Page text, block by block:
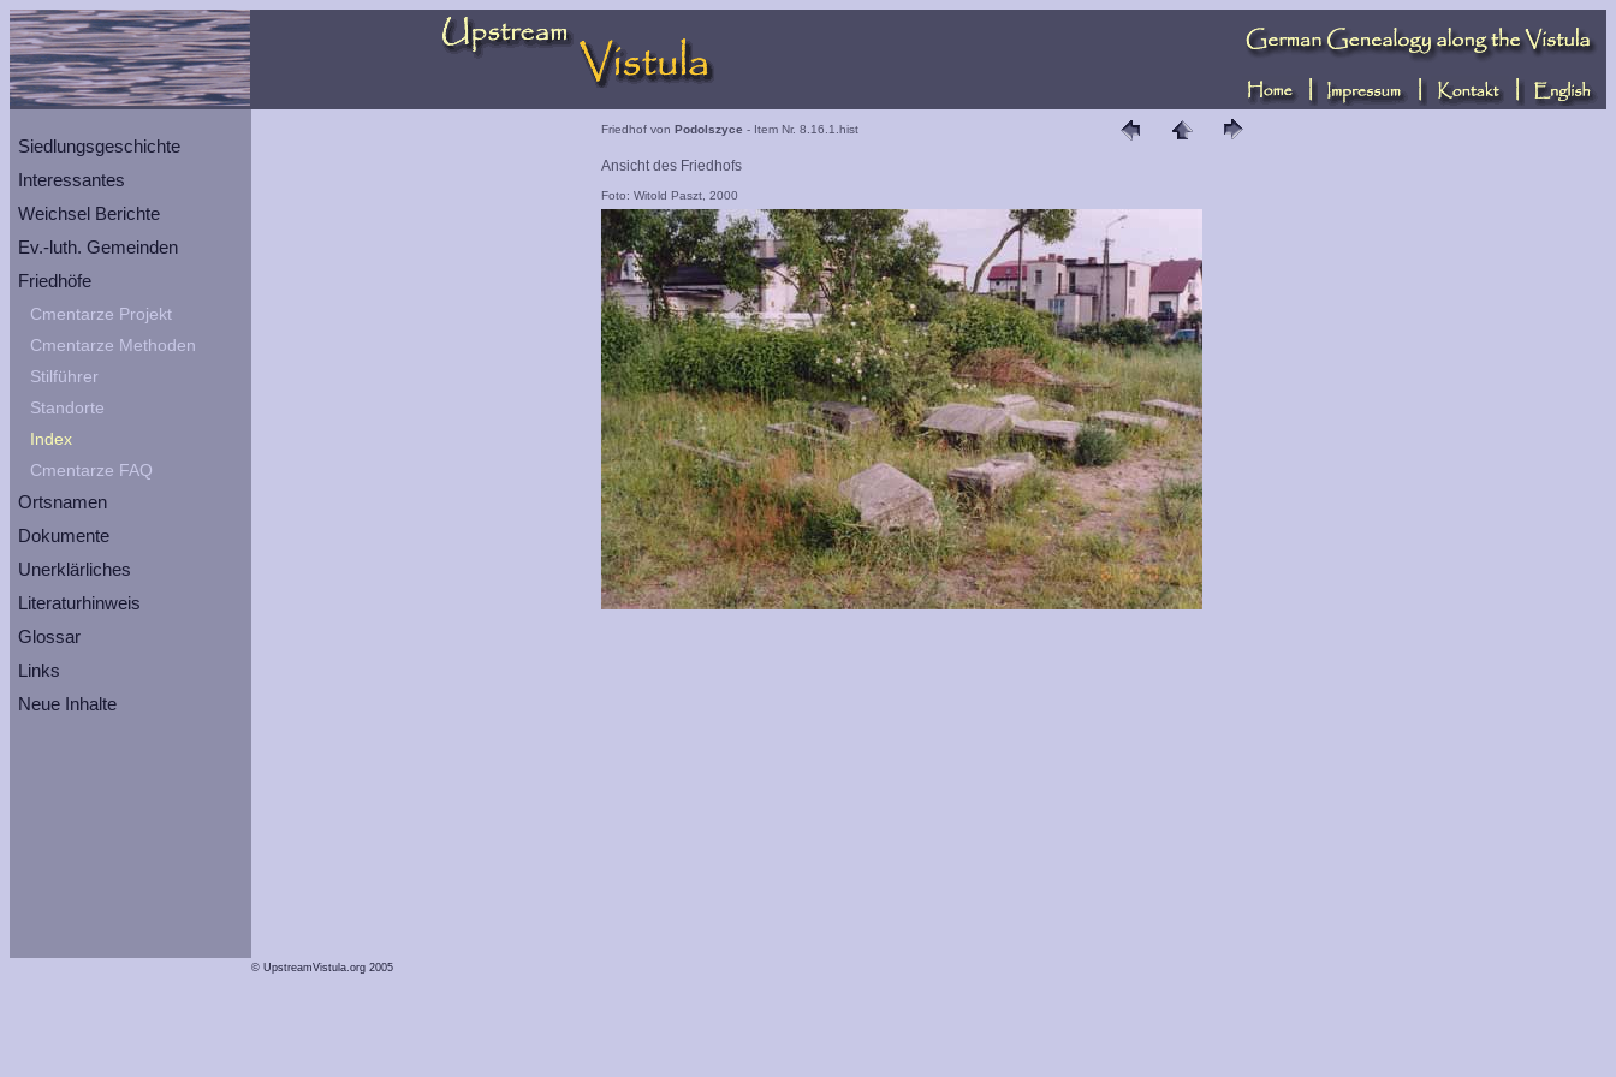
Siedlungsgeschichte
Interessantes
Weichsel Berichte
Ev.-luth. Gemeinden
Friedhöfe
Cmentarze Projekt
Cmentarze Methoden
Stilführer
Standorte
Index
Cmentarze FAQ
Ortsnamen
Dokumente
Unerklärliches
Literaturhinweis
Glossar
Links
Neue Inhalte
Friedhof von Podolszyce - Item Nr. 8.16.1.hist
Ansicht des Friedhofs
Foto: Witold Paszt, 2000
© UpstreamVistula.org 2005